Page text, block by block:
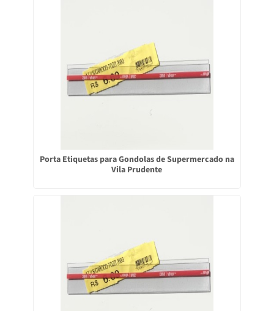
Porta Etiquetas para Gondolas de Supermercado na
Vila Prudente